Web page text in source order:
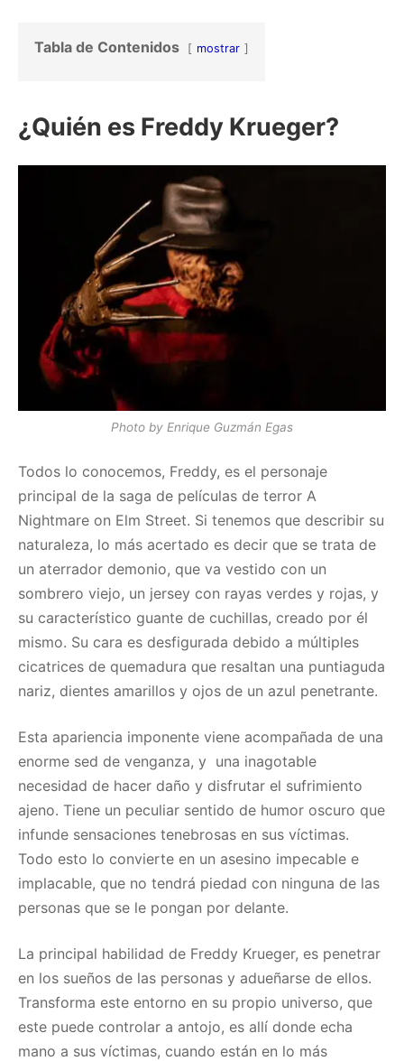
Tabla de Contenidos mostrar
¿Quién es Freddy Krueger?
Photo by Enrique Guzmán Egas
Todos lo conocemos, Freddy, es el personaje
principal de la saga de películas de terror A
Nightmare on Elm Street. Si tenemos que describir su
naturaleza, lo más acertado es decir que se trata de
un aterrador demonio, que va vestido con un
sombrero viejo, un jersey con rayas verdes y rojas, y
su característico guante de cuchillas, creado por él
mismo. Su cara es desfigurada debido a múltiples
cicatrices de quemadura que resaltan una puntiaguda
nariz, dientes amarillos y ojos de un azul penetrante.
Esta apariencia imponente viene acompañada de una
enorme sed de venganza, y una inagotable
necesidad de hacer daño y disfrutar el sufrimiento
ajeno. Tiene un peculiar sentido de humor oscuro que
infunde sensaciones tenebrosas en sus víctimas.
Todo esto lo convierte en un asesino impecable e
implacable, que no tendrá piedad con ninguna de las
personas que se le pongan por delante.
La principal habilidad de Freddy Krueger, es penetrar
en los sueños de las personas y adueñarse de ellos.
Transforma este entorno en su propio universo, que
este puede controlar a antojo, es allí donde echa
mano a sus víctimas, cuando están en lo más